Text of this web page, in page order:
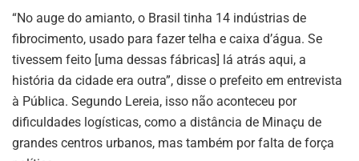
“No auge do amianto, o Brasil tinha 14 indústrias de
fibrocimento, usado para fazer telha e caixa d’água. Se
tivessem feito [uma dessas fábricas] lá atrás aqui, a
história da cidade era outra”, disse o prefeito em entrevista
à Pública. Segundo Lereia, isso não aconteceu por
dificuldades logísticas, como a distância de Minaçu de
grandes centros urbanos, mas também por falta de força